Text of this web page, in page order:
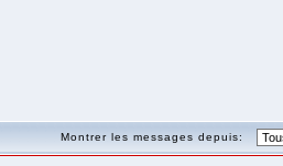
Montrer les messages depuis: